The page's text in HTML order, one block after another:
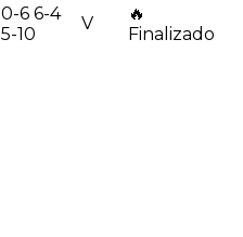
0-6 6-4
5-10
V
🔥
Finalizado